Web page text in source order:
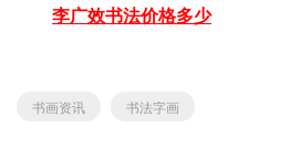
李广效书法价格多少
书画资讯 书法字画